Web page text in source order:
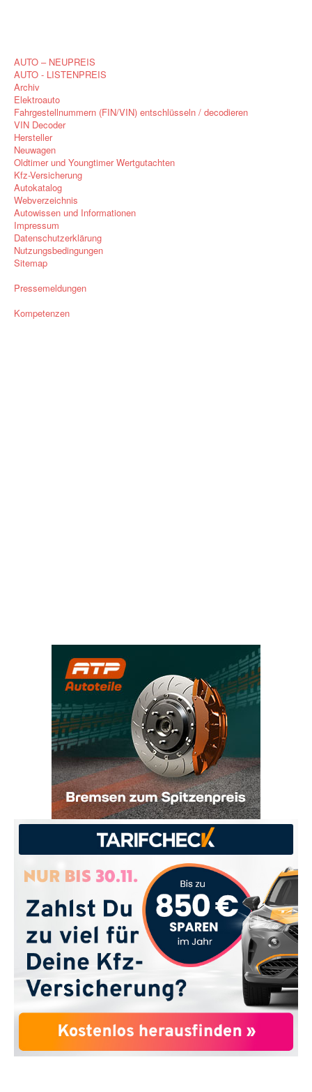
AUTO – NEUPREIS
AUTO - LISTENPREIS
Archiv
Elektroauto
Fahrgestellnummern (FIN/VIN) entschlüsseln / decodieren
VIN Decoder
Hersteller
Neuwagen
Oldtimer und Youngtimer Wertgutachten
Kfz-Versicherung
Autokatalog
Webverzeichnis
Autowissen und Informationen
Impressum
Datenschutzerklärung
Nutzungsbedingungen
Sitemap
Pressemeldungen
Kompetenzen